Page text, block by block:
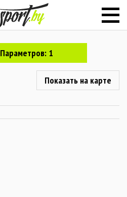
Параметров: 1
Показать на карте